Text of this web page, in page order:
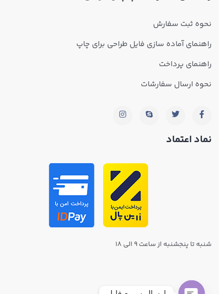
نحوه ثبت سفارش
راهنمای آماده سازی فایل طراحی برای چاپ
راهنمای پرداخت
نحوه ارسال سفارشات
نماد اعتماد
شنبه تا پنجشنبه از ساعت ۹ الی ۱۸